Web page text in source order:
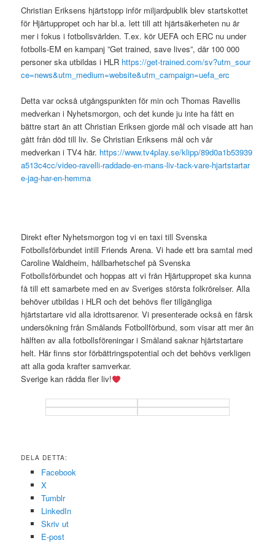
Christian Eriksens hjärtstopp inför miljardpublik blev startskottet
för Hjärtuppropet och har bl.a. lett till att hjärtsäkerheten nu är
mer i fokus i fotbollsvärlden. T.ex. kör UEFA och ERC nu under
fotbolls-EM en kampanj ”Get trained, save lives”, där 100 000
personer ska utbildas i HLR https://get-trained.com/sv?utm_sour
ce=news&utm_medium=website&utm_campaign=uefa_erc
Detta var också utgångspunkten för min och Thomas Ravellis
medverkan i Nyhetsmorgon, och det kunde ju inte ha fått en
bättre start än att Christian Eriksen gjorde mål och visade att han
gått från död till liv. Se Christian Eriksens mål och vår
medverkan i TV4 här. https://www.tv4play.se/klipp/89d0a1b53939
a513c4cc/video-ravelli-raddade-en-mans-liv-tack-vare-hjartstartar
e-jag-har-en-hemma
Direkt efter Nyhetsmorgon tog vi en taxi till Svenska
Fotbollsförbundet intill Friends Arena. Vi hade ett bra samtal med
Caroline Waldheim, hållbarhetschef på Svenska
Fotbollsförbundet och hoppas att vi från Hjärtuppropet ska kunna
få till ett samarbete med en av Sveriges största folkrörelser. Alla
behöver utbildas i HLR och det behövs fler tillgängliga
hjärtstartare vid alla idrottsarenor. Vi presenterade också en färsk
undersökning från Smålands Fotbollförbund, som visar att mer än
hälften av alla fotbollsföreningar i Småland saknar hjärtstartare
helt. Här finns stor förbättringspotential och det behövs verkligen
att alla goda krafter samverkar.
Sverige kan rädda fler liv!
DELA DETTA:
Facebook
X
Tumblr
LinkedIn
Skriv ut
E-post